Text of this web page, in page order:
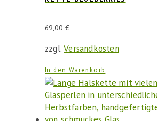
69,00€
zzgl.Versandkosten
In den Warenkorb